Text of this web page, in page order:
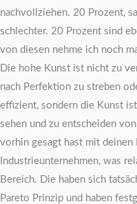
nachvollziehen. 20 Prozent,
schlechter. 20 Prozent sind
von diesen nehme ich noch
Die hohe Kunst ist nicht zu
nach Perfektion zu streben
effizient, sondern die Kunst
sehen und zu entscheiden
vorhin gesagt hast mit
Industrieunternehmen, was
Bereich. Die haben sich
Pareto Prinzip und haben